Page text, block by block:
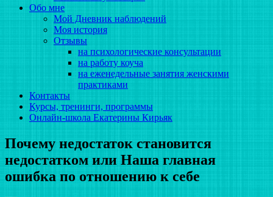
Обо мне
Мой Дневник наблюдений
Моя история
Отзывы
на психологические консультации
на работу коуча
на еженедельные занятия женскими
практиками
Контакты
Курсы, тренинги, программы
Онлайн-школа Екатерины Кирьяк
Почему недостаток становится
недостатком или Наша главная
ошибка по отношению к себе